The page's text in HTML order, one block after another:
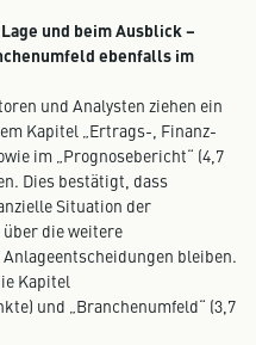
und beim Ausblick –
ebenfalls im
und Analysten ziehen ein
Kapitel „Ertrags-, Finanz-
im „Prognosebericht“ (4,7
Dies bestätigt, dass
Situation der
die weitere
bleiben.
Kapitel
und „Branchenumfeld“ (3,7